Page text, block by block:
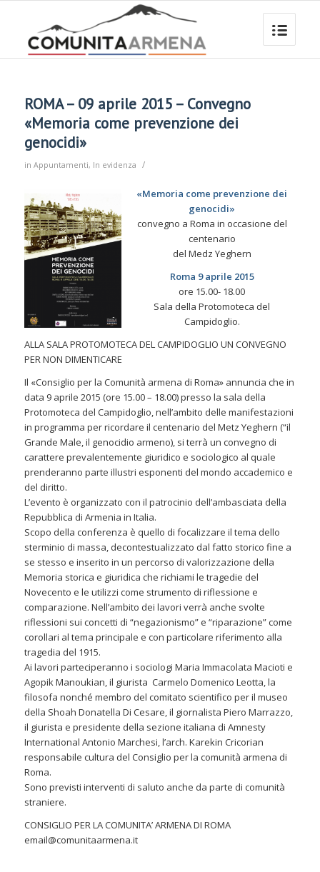
ROMA – 09 aprile 2015 – Convegno
«Memoria come prevenzione dei
genocidi»
in Appuntamenti, In evidenza /
«Memoria come prevenzione dei
genocidi»
convegno a Roma in occasione del
centenario
del Medz Yeghern
Roma 9 aprile 2015
ore 15.00- 18.00
Sala della Protomoteca del
Campidoglio.
ALLA SALA PROTOMOTECA DEL CAMPIDOGLIO UN CONVEGNO
PER NON DIMENTICARE
Il «Consiglio per la Comunità armena di Roma» annuncia che in
data 9 aprile 2015 (ore 15.00 – 18.00) presso la sala della
Protomoteca del Campidoglio, nell’ambito delle manifestazioni
in programma per ricordare il centenario del Metz Yeghern (“il
Grande Male, il genocidio armeno), si terrà un convegno di
carattere prevalentemente giuridico e sociologico al quale
prenderanno parte illustri esponenti del mondo accademico e
del diritto.
L’evento è organizzato con il patrocinio dell’ambasciata della
Repubblica di Armenia in Italia.
Scopo della conferenza è quello di focalizzare il tema dello
sterminio di massa, decontestualizzato dal fatto storico fine a
se stesso e inserito in un percorso di valorizzazione della
Memoria storica e giuridica che richiami le tragedie del
Novecento e le utilizzi come strumento di riflessione e
comparazione. Nell’ambito dei lavori verrà anche svolte
riflessioni sui concetti di “negazionismo” e “riparazione” come
corollari al tema principale e con particolare riferimento alla
tragedia del 1915.
Ai lavori parteciperanno i sociologi Maria Immacolata Macioti e
Agopik Manoukian, il giurista Carmelo Domenico Leotta, la
filosofa nonché membro del comitato scientifico per il museo
della Shoah Donatella Di Cesare, il giornalista Piero Marrazzo,
il giurista e presidente della sezione italiana di Amnesty
International Antonio Marchesi, l’arch. Karekin Cricorian
responsabile cultura del Consiglio per la comunità armena di
Roma.
Sono previsti interventi di saluto anche da parte di comunità
straniere.
CONSIGLIO PER LA COMUNITA’ ARMENA DI ROMA
email@comunitaarmena.it